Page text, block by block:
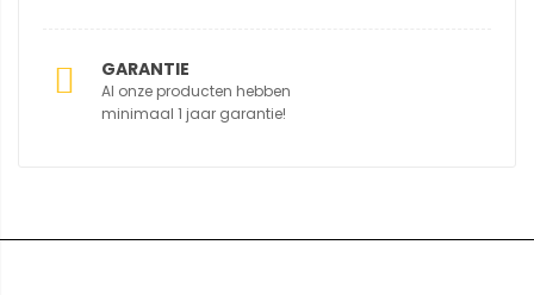
GARANTIE
Al onze producten hebben
minimaal 1 jaar garantie!